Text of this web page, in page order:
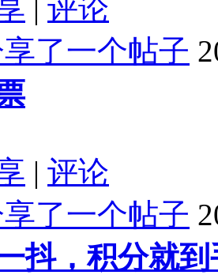
评论
了一个帖子
| 评论
了一个帖子
抖，积分就到